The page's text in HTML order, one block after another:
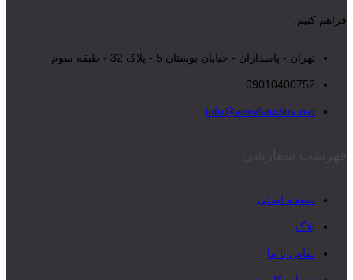
فراهم کنیم.
تهران - پاسداران - خیابان بوستان 5 - پلاک 32 - طبقه سوم
09010400752
info@voxelstudios.net
صفحه اصلی
بلاگ
تماس با ما